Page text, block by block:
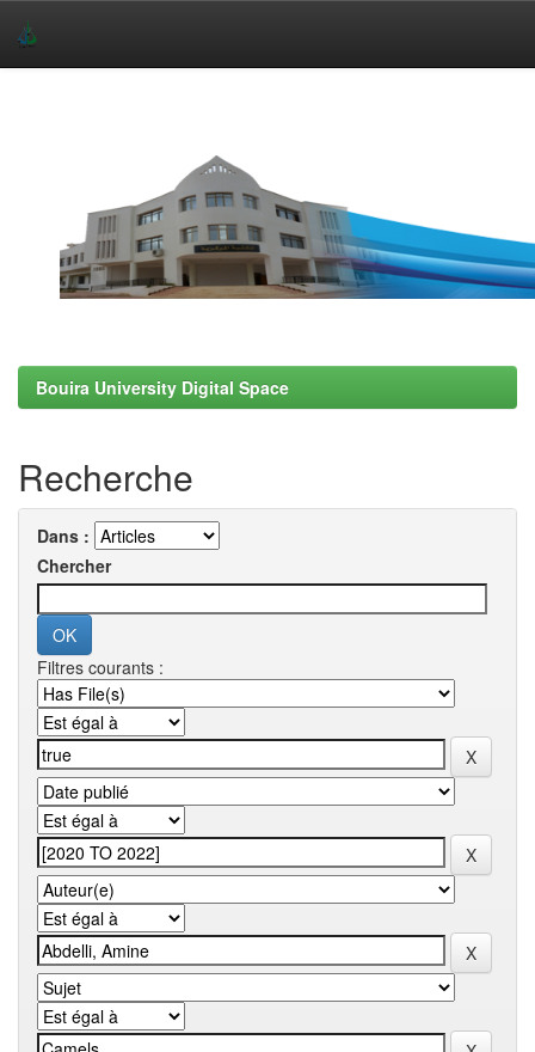
Bouira University Digital Space
Recherche
Dans :
Chercher
Filtres courants :